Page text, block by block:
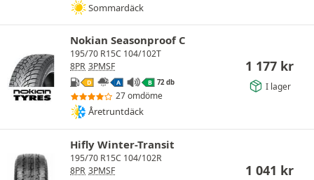
Sommardäck
Nokian Seasonproof C
195/70 R15C 104/102T
8PR 3PMSF
D A B 72 db
27 omdöme
Åretruntdäck
1 177 kr
I lager
Hifly Winter-Transit
195/70 R15C 104/102R
8PR 3PMSF 1 041 kr